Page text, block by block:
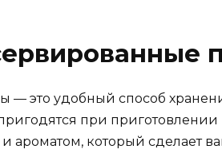
— это удобный способ
при
ароматом, который сделает